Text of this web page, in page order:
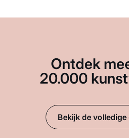
Ontdek
20.000
Bekijk de